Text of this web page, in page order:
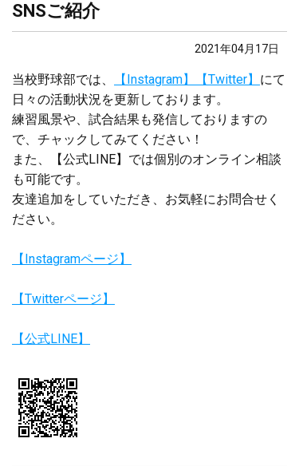
SNSご紹介
2021年04月17日
当校野球部では、 【Instagram】 【Twitter】 にて
日々の活動状況を更新しております。
練習風景や、試合結果も発信しておりますの
で、チャックしてみてください！
また、【公式LINE】では個別のオンライン相談
も可能です。
友達追加をしていただき、お気軽にお問合せく
ださい。
【Instagramページ】
【Twitterページ】
【公式LINE】